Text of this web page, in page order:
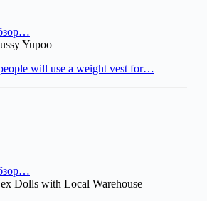
Yupoo
will use a weight vest for…
Dolls with Local Warehouse